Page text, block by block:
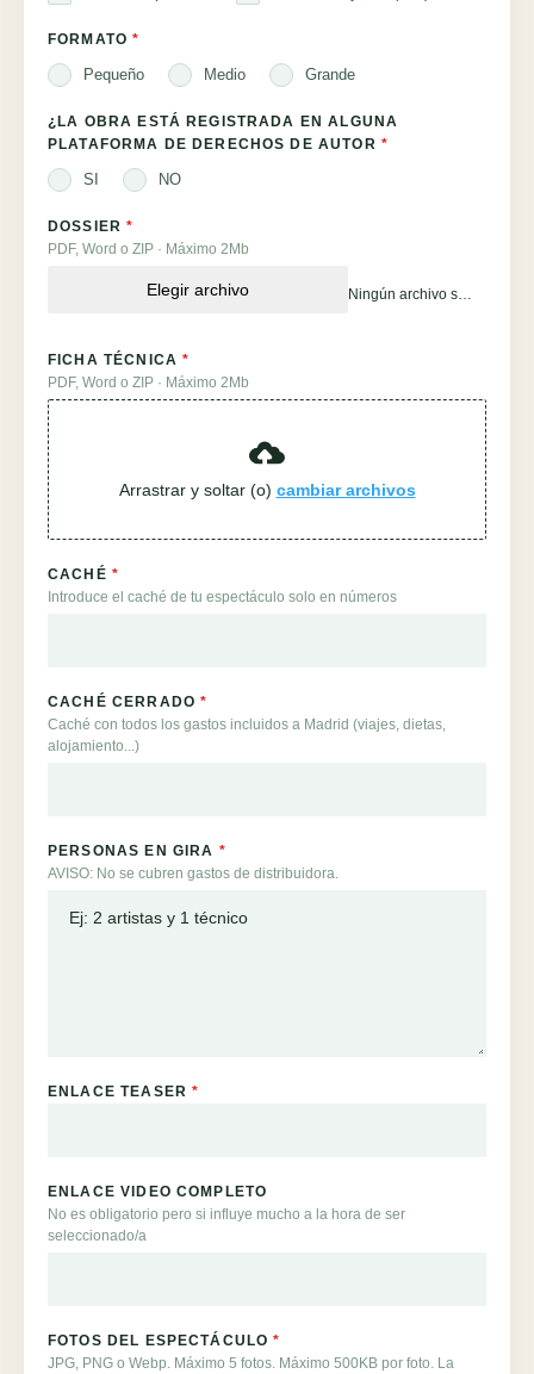
FORMATO*
Pequeño Medio Grande
¿LA OBRA ESTÁ REGISTRADA EN ALGUNA
PLATAFORMA DE DERECHOS DE AUTOR *
SI NO
DOSSIER*
PDF, Word o ZIP · Máximo 2Mb
Elegir archivo Ningún archivo seleccionado
FICHA TÉCNICA*
PDF, Word o ZIP · Máximo 2Mb
Arrastrar y soltar (o) cambiar archivos
CACHÉ *
Introduce el caché de tu espectáculo solo en números
CACHÉ CERRADO*
Caché con todos los gastos incluidos a Madrid (viajes, dietas,
alojamiento...)
PERSONAS EN GIRA *
AVISO: No se cubren gastos de distribuidora.
ENLACE TEASER*
ENLACE VIDEO COMPLETO
No es obligatorio pero si influye mucho a la hora de ser
seleccionado/a
FOTOS DEL ESPECTÁCULO*
JPG, PNG o Webp. Máximo 5 fotos. Máximo 500KB por foto. La